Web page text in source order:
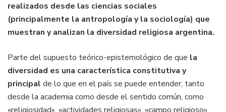
realizados desde las ciencias sociales
(principalmente la antropología y la sociología) que
muestran y analizan la diversidad religiosa argentina.
Parte del supuesto teórico-epistemológico de que la
diversidad es una característica constitutiva y
principal de lo que en el país se puede entender, tanto
desde la academia como desde el sentido común, como